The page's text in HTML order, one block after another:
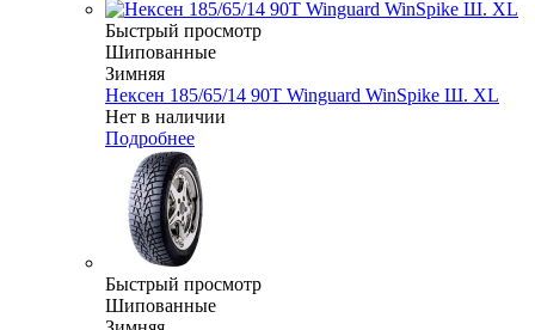
Быстрый просмотр
Шипованные
Зимняя
Нексен 185/65/14 90T Winguard WinSpike Ш. XL
Нет в наличии
Подробнее
Быстрый просмотр
Шипованные